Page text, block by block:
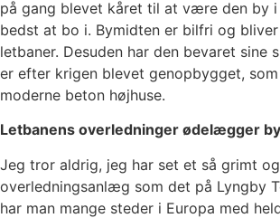
på gang blevet kåret til at være den by i
bedst at bo i. Bymidten er bilfri og
letbaner. Desuden har den bevaret sine
er efter krigen blevet genopbygget,
moderne beton højhuse.
Letbanens overledninger ødelægger
Jeg tror aldrig, jeg har set et så grimt
overledningsanlæg som det på Lyngby
har man mange steder i Europa med